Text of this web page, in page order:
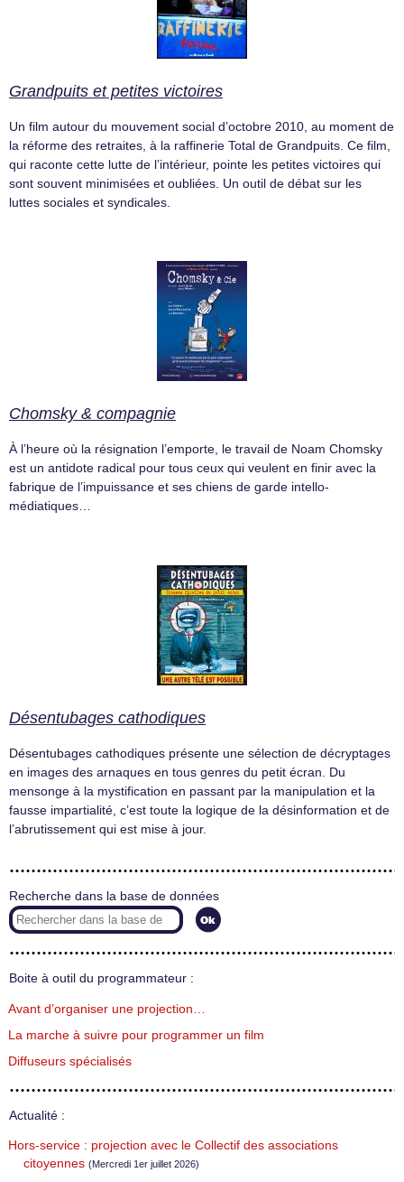
Grandpuits et petites victoires
Un film autour du mouvement social d’octobre 2010, au moment de
la réforme des retraites, à la raffinerie Total de Grandpuits. Ce film,
qui raconte cette lutte de l’intérieur, pointe les petites victoires qui
sont souvent minimisées et oubliées. Un outil de débat sur les
luttes sociales et syndicales.
Chomsky & compagnie
À l’heure où la résignation l’emporte, le travail de Noam Chomsky
est un antidote radical pour tous ceux qui veulent en finir avec la
fabrique de l’impuissance et ses chiens de garde intello-
médiatiques…
Désentubages cathodiques
Désentubages cathodiques présente une sélection de décryptages
en images des arnaques en tous genres du petit écran. Du
mensonge à la mystification en passant par la manipulation et la
fausse impartialité, c’est toute la logique de la désinformation et de
l’abrutissement qui est mise à jour.
Recherche dans la base de données
Boite à outil du programmateur :
Avant d’organiser une projection…
La marche à suivre pour programmer un film
Diffuseurs spécialisés
Actualité :
Hors-service : projection avec le Collectif des associations
citoyennes (Mercredi 1er juillet 2026)